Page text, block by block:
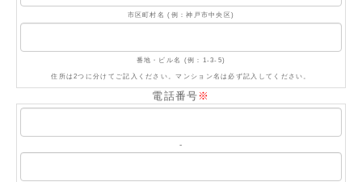
市区町村名 (例：神戸市中央区)
番地・ビル名 (例：1-3-5)
住所は2つに分けてご記入ください。マンション名は必ず記入してください。
電話番号 ※
-